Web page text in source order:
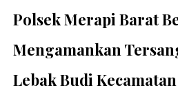
Polsek Merapi Barat
Mengamankan
Lebak Budi